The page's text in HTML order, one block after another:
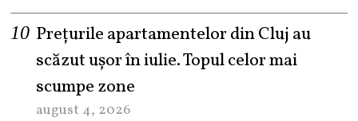
Prețurile apartamentelor din Cluj au
scăzut ușor în iulie. Topul celor mai
scumpe zone
august 4, 2026